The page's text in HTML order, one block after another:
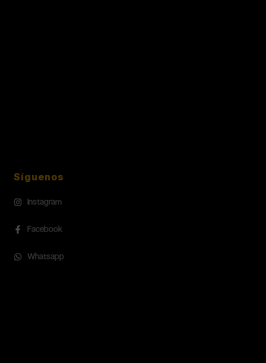
Síguenos
Instagram
Facebook
Whatsapp